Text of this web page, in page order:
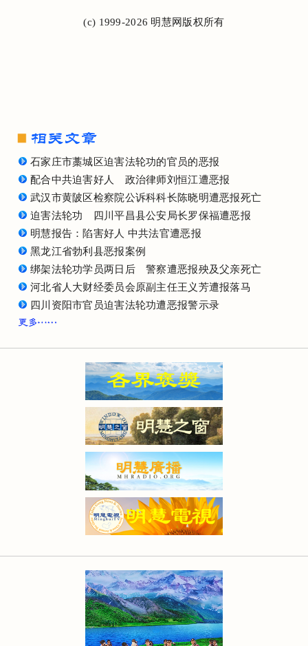
(c) 1999-2026 明慧网版权所有
石家庄市藁城区迫害法轮功的官员的恶报
配合中共迫害好人 政治律师刘恒江遭恶报
武汉市黄陂区检察院公诉科科长陈晓明遭恶报死亡
迫害法轮功 四川平昌县公安局长罗保福遭恶报
明慧报告：陷害好人 中共法官遭恶报
黑龙江省勃利县恶报案例
绑架法轮功学员两日后 警察遭恶报殃及父亲死亡
河北省人大财经委员会原副主任王义芳遭报落马
四川资阳市官员迫害法轮功遭恶报警示录